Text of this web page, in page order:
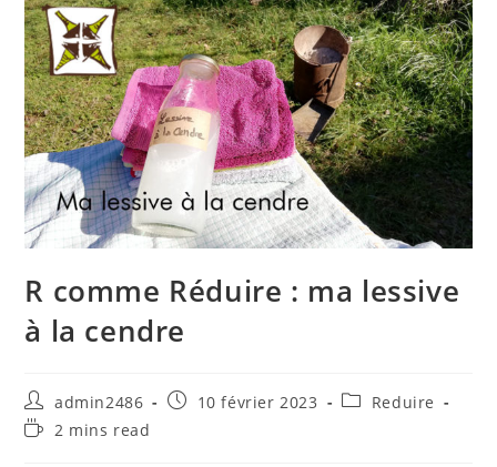
R comme Réduire : ma lessive
à la cendre
Auteur/autrice
de
la
admin2486
Publication
10 février 2023
PostReduire
Temps2 mins read